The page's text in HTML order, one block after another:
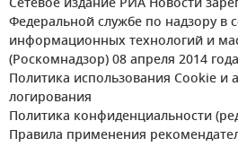
Федеральной службе по надзору в
информационных технологий и
(Роскомнадзор) 08 апреля 2014
Политика использования Cookie и
логирования
Политика конфиденциальности
Правила применения